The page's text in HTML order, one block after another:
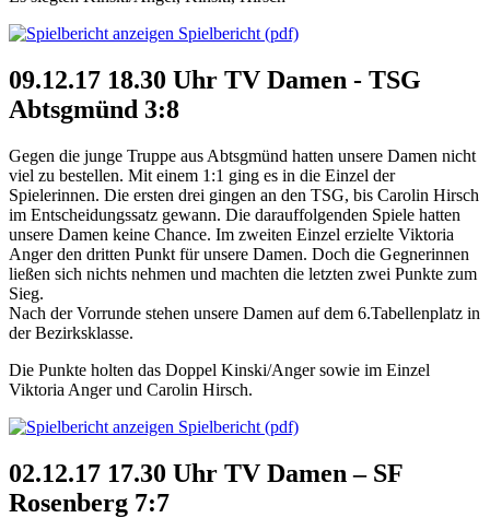
Spielbericht (pdf)
09.12.17 18.30 Uhr TV Damen - TSG
Abtsgmünd 3:8
Gegen die junge Truppe aus Abtsgmünd hatten unsere Damen nicht
viel zu bestellen. Mit einem 1:1 ging es in die Einzel der
Spielerinnen. Die ersten drei gingen an den TSG, bis Carolin Hirsch
im Entscheidungssatz gewann. Die darauffolgenden Spiele hatten
unsere Damen keine Chance. Im zweiten Einzel erzielte Viktoria
Anger den dritten Punkt für unsere Damen. Doch die Gegnerinnen
ließen sich nichts nehmen und machten die letzten zwei Punkte zum
Sieg.
Nach der Vorrunde stehen unsere Damen auf dem 6.Tabellenplatz in
der Bezirksklasse.
Die Punkte holten das Doppel Kinski/Anger sowie im Einzel
Viktoria Anger und Carolin Hirsch.
Spielbericht (pdf)
02.12.17 17.30 Uhr TV Damen – SF
Rosenberg 7:7